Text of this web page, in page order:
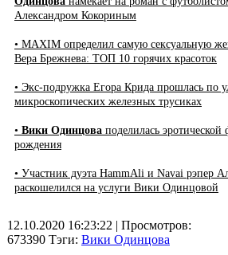
Александром Кокориным
• MAXIM определил самую сексуальную
Вера Брежнева: ТОП 10 горячих красоток
• Экс-подружка Егора Крида прошлась по
микроскопических железных трусиках
• Вики Одинцова поделилась эротической
рождения
• Участник дуэта HammAli и Navai рэпер
раскошелился на услуги Вики Одинцовой
12.10.2020 16:23:22 | Просмотров:
673390 Тэги: Вики Одинцова